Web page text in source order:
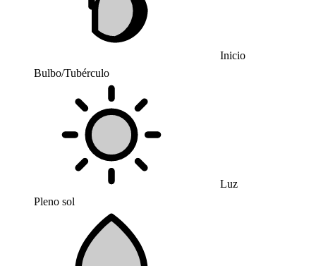
Inicio
Bulbo/Tubérculo
Luz
Pleno sol